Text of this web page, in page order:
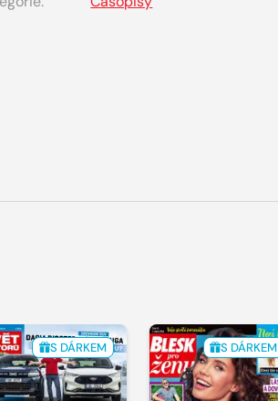
S DÁRKEM S DÁRKEM